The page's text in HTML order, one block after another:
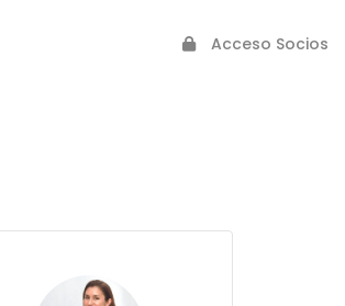
Acceso Socios